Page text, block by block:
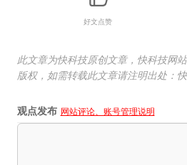
好文点赞
此文章为快科技原创文章，快科技网
版权，如需转载此文章请注明出处：
观点发布 网站评论、账号管理说明